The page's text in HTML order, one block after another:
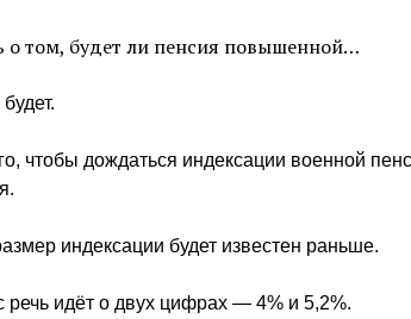
о том, будет ли пенсия повышенной…
чтобы дождаться индексации военной
индексации будет известен раньше.
речь идёт о двух цифрах — 4% и 5,2%.